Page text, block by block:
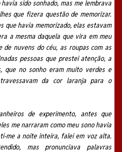
sido sonhado, mas me lembrava
que fizera questão de memorizar.
que havia memorizado, elas estavam
a mesma daquela que vira em meu
de nuvens do céu, as roupas com as
pessoas que prestei atenção, a
que no sonho eram muito verdes e
da cor laranja para o
de experimento, antes que
me narraram como meu sono havia
me a noite inteira, falei em voz alta.
mas pronunciava palavras